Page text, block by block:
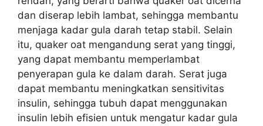
dan diserap lebih lambat, sehingga membantu
menjaga kadar gula darah tetap stabil. Selain
itu, quaker oat mengandung serat yang tinggi,
yang dapat membantu memperlambat
penyerapan gula ke dalam darah. Serat juga
dapat membantu meningkatkan sensitivitas
insulin, sehingga tubuh dapat menggunakan
insulin lebih efisien untuk mengatur kadar gula